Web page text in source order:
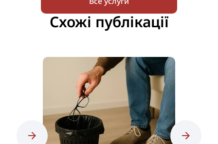
Схожі публікації